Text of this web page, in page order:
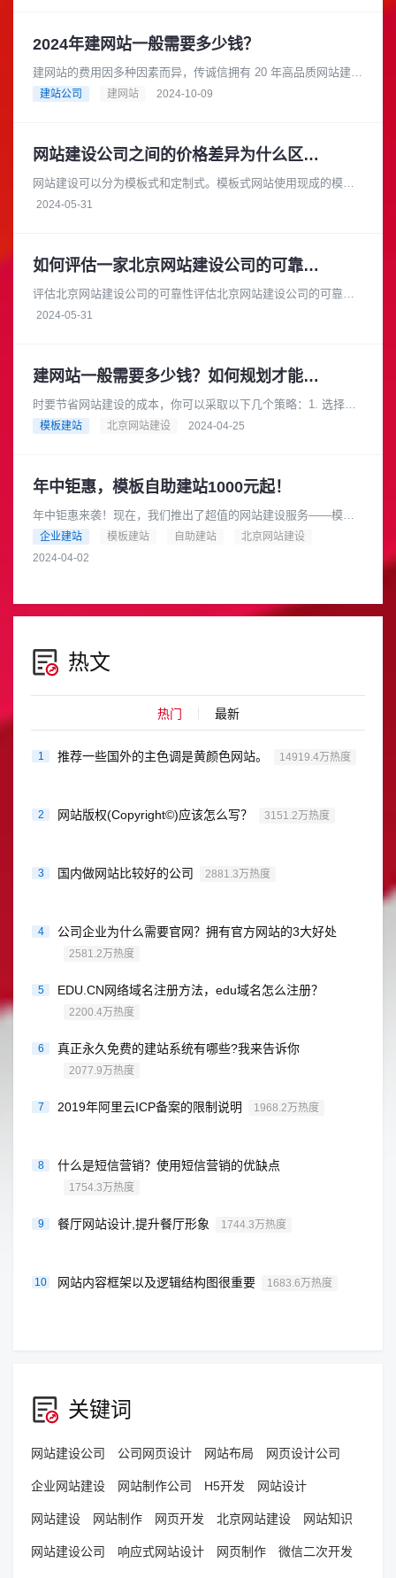
2024年建网站一般需要多少钱？
建网站的费用因多种因素而异，传诚信拥有 20 年高品质网站建设
经验，是成熟可靠的网络品牌建设合作伙伴。在长期的发展过程
建站公司 建网站 2024-10-09
网站建设公司之间的价格差异为什么区别大
网站建设可以分为模板式和定制式。模板式网站使用现成的模板
进行搭建，成本较低，适合小型企业或个体户。而定制式网站则
2024-05-31
如何评估一家北京网站建设公司的可靠性和安全性
评估北京网站建设公司的可靠性评估北京网站建设公司的可靠性
时，您可以从以下几个方面进行考察：项目经验：查看公司的官
2024-05-31
建网站一般需要多少钱？如何规划才能节省成本？
时要节省网站建设的成本，你可以采取以下几个策略：1. 选择合
适的网站类型根据你的业务需求和预算，选择适合你的网站类
模板建站 北京网站建设 2024-04-25
年中钜惠，模板自助建站1000元起！
年中钜惠来袭！现在，我们推出了超值的网站建设服务——模板
自助建站，只需1000元起！是的，你没有听错，只要1000元，就
可以拥有一个专业的网......
企业建站 模板建站 自助建站
北京网站建设
2024-04-02
热文
热门 最新
1 推荐一些国外的主色调是黄颜色网站。 14919.4万热度
2 网站版权(Copyright©)应该怎么写？ 3151.2万热度
3 国内做网站比较好的公司 2881.3万热度
4 公司企业为什么需要官网？拥有官方网站的3大好处
2581.2万热度
5 EDU.CN网络域名注册方法，edu域名怎么注册？
2200.4万热度
6 真正永久免费的建站系统有哪些?我来告诉你
2077.9万热度
7 2019年阿里云ICP备案的限制说明 1968.2万热度
8 什么是短信营销？使用短信营销的优缺点
1754.3万热度
9 餐厅网站设计,提升餐厅形象 1744.3万热度
10 网站内容框架以及逻辑结构图很重要 1683.6万热度
关键词
网站建设公司 公司网页设计 网站布局 网页设计公司
企业网站建设 网站制作公司 H5开发 网站设计
网站建设 网站制作 网页开发 北京网站建设 网站知识
网站建设公司 响应式网站设计 网页制作 微信二次开发